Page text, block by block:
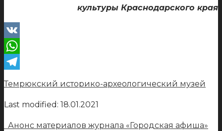
культуры Краснодарского края
VK
WhatsApp
Темрюкский историко-археологический музей
Last modified: 18.01.2021
Анонс материалов журнала «Городская афиша»